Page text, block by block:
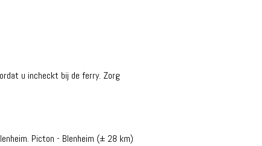
u incheckt bij de ferry. Zorg
Picton - Blenheim (± 28 km)